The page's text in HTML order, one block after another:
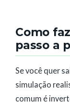
Como
passo a
Se você quer
simulação
comum é